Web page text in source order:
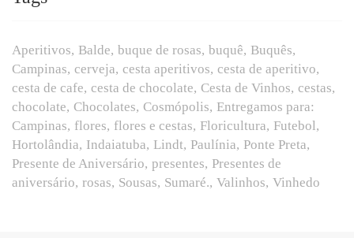
Aperitivos Balde buque de rosas buquê Buquês
Campinas cerveja cesta aperitivos cesta de aperitivo
cesta de cafe cesta de chocolate Cesta de Vinhos cestas
chocolate Chocolates Cosmópolis Entregamos para:
Campinas flores flores e cestas Floricultura Futebol
Hortolândia Indaiatuba Lindt Paulínia Ponte Preta
Presente de Aniversário presentes Presentes de
aniversário rosas Sousas Sumaré. Valinhos Vinhedo